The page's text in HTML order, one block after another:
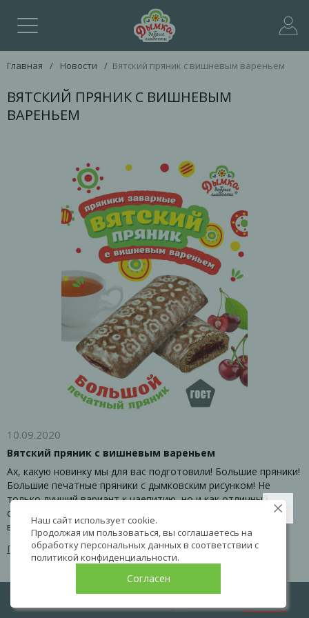
Главная / Новости / Вятский пряник с вишневым вареньем
ВЯТСКИЙ ПРЯНИК С ВИШНЕВЫМ
ВАРЕНЬЕМ
10.09.2020
Вятский пряник с вишневым вареньем
Ах, какую новинку мы для вас подготовили! Большие пряники!
Большие печатные пряники с дымковским рисунком! Не
только лучший вариант к чаепитию, но и как отличный
сувенир для гостей нашего города - "Вятский пряник" с
вишневым вареньем.
Перейти к товару
Наш сайт использует cookie.
Продолжая им пользоваться, вы соглашаетесь на
обработку персональных данных в соответствии с
политикой конфиденциальности.
Согласен